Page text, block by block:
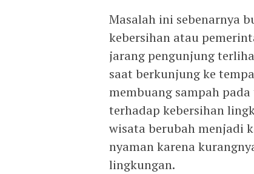
Masalah ini sebenarnya
kebersihan atau
jarang pengunjung
saat berkunjung ke
membuang sampah
terhadap kebersihan
wisata berubah menjadi
nyaman karena
lingkungan.